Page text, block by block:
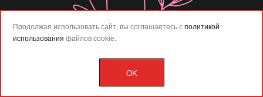
Разработка сайта –
Продолжая использовать сайт, вы соглашаетесь сполитикой
использования файлов cookie.
OK